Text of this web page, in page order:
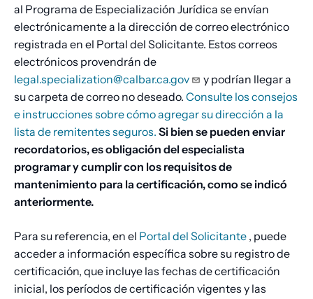
al Programa de Especialización Jurídica se envían
electrónicamente a la dirección de correo electrónico
registrada en el Portal del Solicitante. Estos correos
electrónicos provendrán de
legal.specialization@calbar.ca.gov
y podrían llegar a
su carpeta de correo no deseado. Consulte los consejos
e instrucciones sobre cómo agregar su dirección a la
lista de remitentes seguros. Si bien se pueden enviar
recordatorios, es obligación del especialista
programar y cumplir con los requisitos de
mantenimiento para la certificación, como se indicó
anteriormente.
Para su referencia, en el Portal del Solicitante , puede
acceder a información específica sobre su registro de
certificación, que incluye las fechas de certificación
inicial, los períodos de certificación vigentes y las